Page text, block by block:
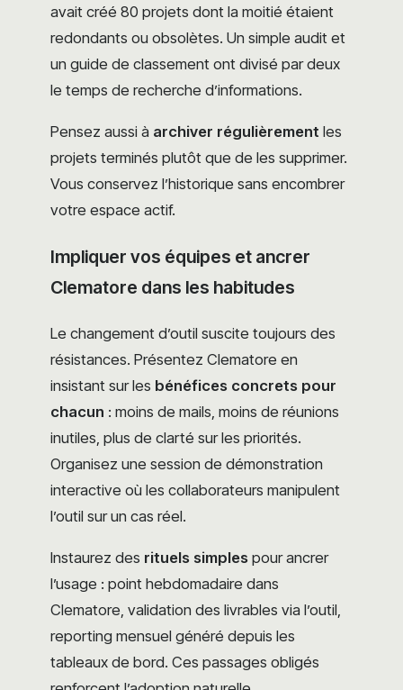
avait créé 80 projets dont la moitié étaient
redondants ou obsolètes. Un simple audit et
un guide de classement ont divisé par deux
le temps de recherche d’informations.
Pensez aussi à archiver régulièrement les
projets terminés plutôt que de les supprimer.
Vous conservez l’historique sans encombrer
votre espace actif.
Impliquer vos équipes et ancrer
Clematore dans les habitudes
Le changement d’outil suscite toujours des
résistances. Présentez Clematore en
insistant sur les bénéfices concrets pour
chacun : moins de mails, moins de réunions
inutiles, plus de clarté sur les priorités.
Organisez une session de démonstration
interactive où les collaborateurs manipulent
l’outil sur un cas réel.
Instaurez des rituels simples pour ancrer
l’usage : point hebdomadaire dans
Clematore, validation des livrables via l’outil,
reporting mensuel généré depuis les
tableaux de bord. Ces passages obligés